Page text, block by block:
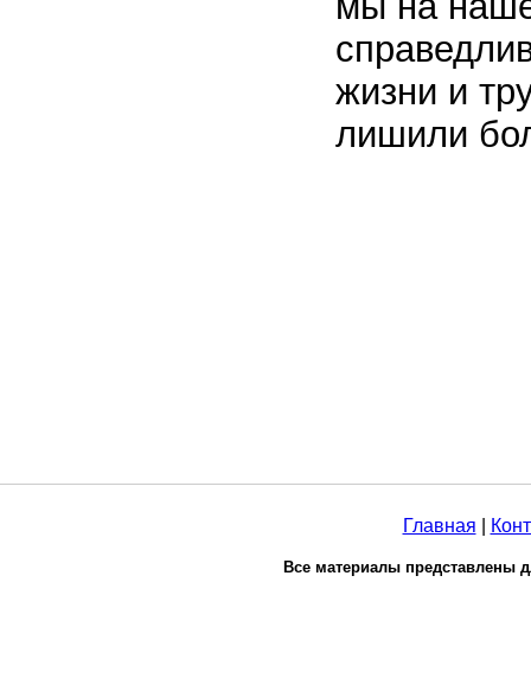
жизни и
лишили
Главная
Все материалы представлены